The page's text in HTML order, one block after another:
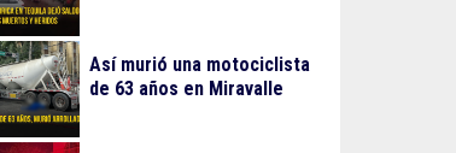
Así murió una motociclista
de 63 años en Miravalle